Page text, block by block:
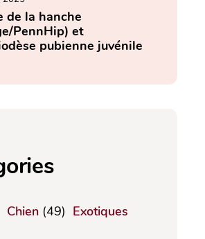
de la hanche
PennHip) et
pubienne juvénile
Chien (49) Exotiques